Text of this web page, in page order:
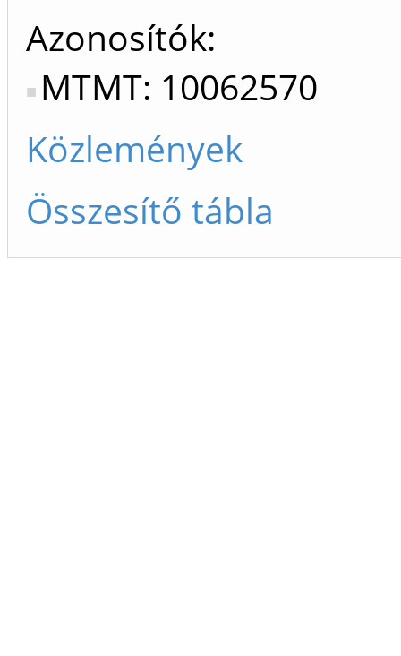
Azonosítók
MTMT: 10062570
Közlemények
Összesítő tábla